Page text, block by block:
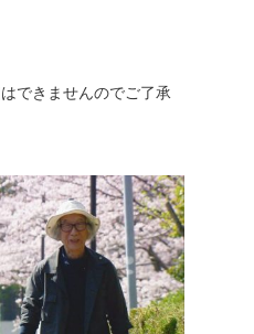
できませんのでご了承